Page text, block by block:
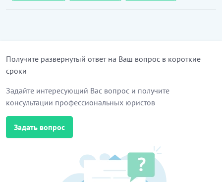
Получите развернутый ответ на Ваш вопрос в короткие
сроки
Задайте интересующий Вас вопрос и получите
консультации профессиональных юристов
Задать вопрос